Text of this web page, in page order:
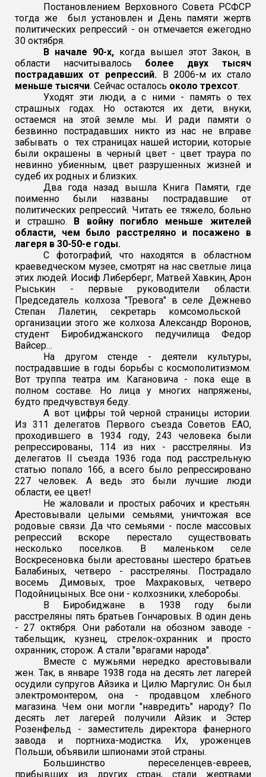
Постановлением Верховного Совета РСФСР
тогда же был установлен и День памяти жертв
политических репрессий - он отмечается ежегодно
30 октября.
В начале 90-х, когда вышел этот Закон, в
области насчитывалось более двух тысяч
пострадавших от репрессий. В 2006-м их стало
меньше тысячи. Сейчас осталось около трехсот.
Уходят эти люди, а с ними - память о тех
страшных годах. Но остаются их дети, внуки,
остаемся на этой земле мы. И ради памяти о
безвинно пострадавших никто из нас не вправе
забывать о тех страницах нашей истории, которые
были окрашены в черный цвет - цвет траура по
невинно убиенным, цвет разрушенных жизней и
судеб их родных и близких.
Два года назад вышла Книга Памяти, где
поименно были названы пострадавшие от
политических репрессий. Читать ее тяжело, больно
и страшно. В войну погибло меньше жителей
области, чем было расстреляно и посажено в
лагеря в 30-50-е годы.
С фотографий, что находятся в областном
краеведческом музее, смотрят на нас светлые лица
этих людей. Иосиф Либерберг, Матвей Хавкин, Арон
Рыськин - первые руководители области.
Председатель колхоза "Тревога" в селе Дежнево
Степан Лалетин, секретарь комсомольской
организации этого же колхоза Александр Воронов,
студент Биробиджанского педучилища Федор
Вайсер…
На другом стенде - деятели культуры,
пострадавшие в годы борьбы с космополитизмом.
Вот труппа театра им. Кагановича - пока еще в
полном составе. Но лица у многих напряжены,
будто предчувствуя беду.
А вот цифры той черной страницы истории.
Из 311 делегатов Первого съезда Советов ЕАО,
проходившего в 1934 году, 243 человека были
репрессированы, 114 из них - расстреляны. Из
делегатов II съезда 1936 года под расстрельную
статью попало 166, а всего было репрессировано
227 человек. А ведь это были лучшие люди
области, ее цвет!
Не жаловали и простых рабочих и крестьян.
Арестовывали целыми семьями, уничтожая все
родовые связи. Да что семьями - после массовых
репрессий вскоре перестало существовать
несколько поселков. В маленьком селе
Воскресеновка были арестованы шестеро братьев
Балабиных, четверо - расстреляны. Пострадало
восемь Димовых, трое Махраковых, четверо
Подойницыных. Все они - колхозники, хлеборобы.
В Биробиджане в 1938 году были
расстреляны пять братьев Гончаровых. В один день
- 27 октября. Они работали на обозном заводе -
табельщик, кузнец, стрелок-охранник и просто
охранник, сторож. А стали "врагами народа".
Вместе с мужьями нередко арестовывали
жен. Так, в январе 1938 года на десять лет лагерей
осудили супругов Айзика и Цилю Маргулис. Он был
электромонтером, она - продавцом хлебного
магазина. Чем они могли "навредить" народу? По
десять лет лагерей получили Айзик и Эстер
Розенфельд - заместитель директора фанерного
завода и портниха-модистка. Их, уроженцев
Польши, объявили шпионами этой страны.
Большинство переселенцев-евреев,
прибывших из других стран, стали жертвами